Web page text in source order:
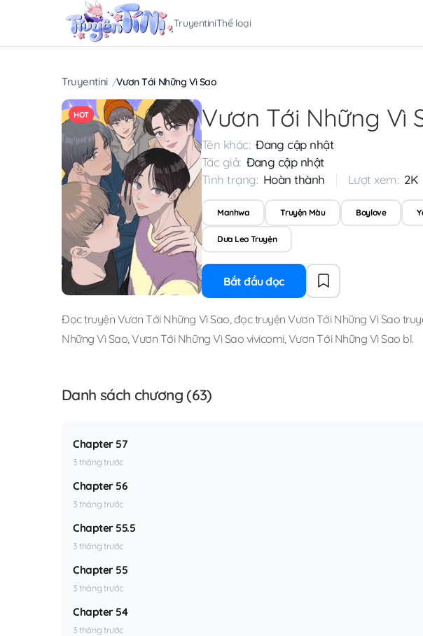
TruyentiniThể loại
Truyentini Vươn Tới Những Vì Sao
HOT Vươn Tới Những Vì
Tên khác: Đang cập nhật
Tác giả: Đang cập nhật
Tình trạng: Hoàn thành Lượt xem: 2K
Manhwa Truyện Màu Boylove
Dưa Leo Truyện
Bắt đầu đọc
Đọc truyện Vươn Tới Những Vì Sao,đọc truyện Vươn Tới Những Vì Sao
Những Vì Sao,Vươn Tới Những Vì Sao vivicomi,Vươn Tới Những Vì Sao bl.
Danh sách chương (63)
Chapter 57
3 tháng trước
Chapter 56
3 tháng trước
Chapter 55.5
3 tháng trước
Chapter 55
3 tháng trước
Chapter 54
3 tháng trước